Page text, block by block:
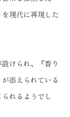
現代に再現した
けられ、『香り
添えられている
れるようでし